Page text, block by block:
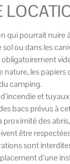
pourrait nuire
ou dans les
les
camping.
et
bacs prévus à
des
être
sont
d’une